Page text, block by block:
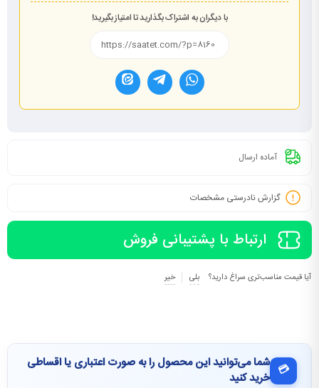
با دیگران به اشتراک بگذارید تا امتیاز بگیرید!
آماده ارسال
گزارش نادرستی مشخصات
ارتباط با پشتیبانی فروش
آیا قیمت مناسب‌تری سراغ دارید؟ بلی خیر
💳 شما می‌توانید این محصول را به صورت اعتباری یا اقساطی
خرید کنید